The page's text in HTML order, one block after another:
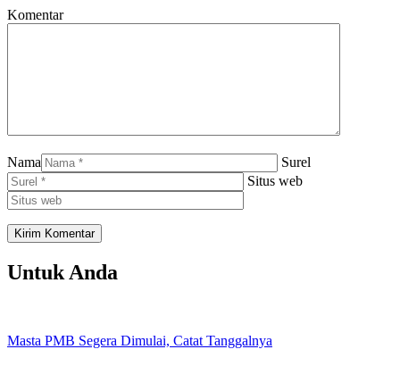
Komentar
Nama
Surel
Situs web
Untuk Anda
Masta PMB Segera Dimulai, Catat Tanggalnya